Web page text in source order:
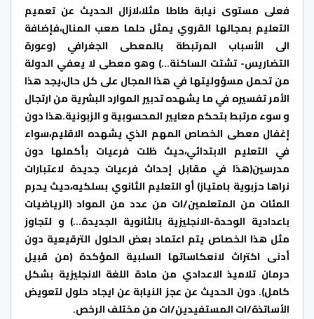
فعلى مستوى نيابة طاطا مثلا،لازال الحديث عن تعميم
التعليم بمجالها القروي يمثل حلما صعب المنال،فإضافة
الى الأسباب المرتبطة بالمعطى الجغرافي (وعورة
التضاريس- تشتت الساكنة…) وهو معطى لا يعفي الدولة
من تحمل مسؤوليتها في هذا المجال على كل حال،يجد هذا
الأمر تفسيره في ما يشهده تدبير الموارد البشرية من ارتجال
و سوء مرتبط بتحكم معايير المحسوبية و الزبونية.هذا دون
إغفال معطى الخصاص المهم الذي يشهده الاقليم،سواء
في التعليم الابتدائي،حيث ظلت فرعيات بأكملها دون
مدرسين(هذا في مقابل إحداث فرعيات جديدة لاعتبارات
نراها حزبوية بامتياز) أو التعليم الثانوي بسلكيه،حيث يحرم
المئات من المتعلمين/ات من عدد من المواد (الرياضيات
باعدادية الوحدة-الانجليزية بالثانوية الجديدة…) و لتجاوز
مثل هذا الخصاص يتم اعتماد بعض الحلول الترقيعية دون
أدنى اكتراث لانعكاساتها السلبية المؤكدة (من قبيل
حرمان تلاميذ الاعدادي من مادة اللغة الانجليزية بشكل
كامل). دون الحديث عن عجز النيابة عن ايجاد حلول لتعويض
الأساتذة/ات المستفيدين/ات من مختلف الرخص.